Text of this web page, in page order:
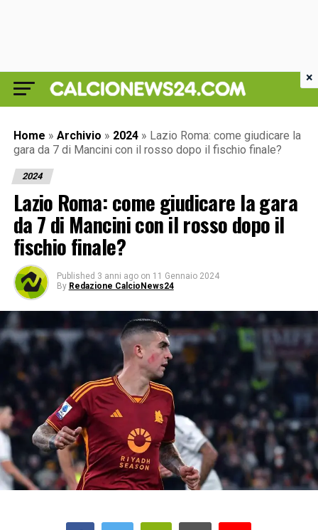
Home » Archivio » 2024 » Lazio Roma: come giudicare la
gara da 7 di Mancini con il rosso dopo il fischio finale?
2024
Lazio Roma: come giudicare la gara
da 7 di Mancini con il rosso dopo il
fischio finale?
Published 3 anni ago on 11 Gennaio 2024
By Redazione CalcioNews24
×